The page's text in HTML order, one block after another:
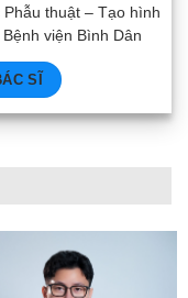
thuật – Tạo hình
viện Bình Dân
SĨ